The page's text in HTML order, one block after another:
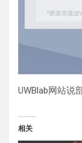
UWBlab网站说
相关